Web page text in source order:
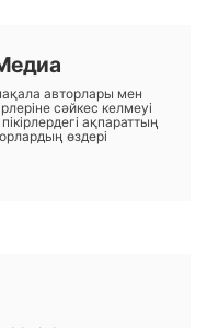
авторлары мен
сәйкес келмеуі
ақпараттың
өздері